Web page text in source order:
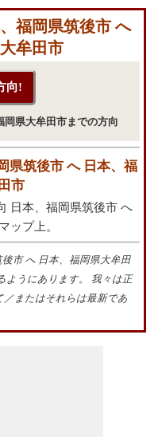
福岡県筑後市 へ
牟田市
岡県大牟田市までの方向
県筑後市 へ 日本、福
市
日本、福岡県筑後市 へ
ップ上。
市 へ 日本、福岡県大牟田
ようにあります。 我々は正
またはそれらは最新であ